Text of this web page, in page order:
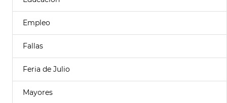
Empleo
Fallas
Feria de Julio
Mayores